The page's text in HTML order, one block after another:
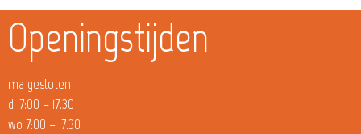
Openingstijden
ma gesloten
di 7:00 – 17.30
wo 7:00 – 17.30